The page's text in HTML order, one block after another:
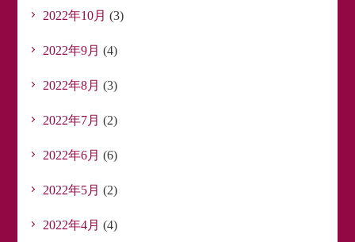
2022年10月 (3)
2022年9月 (4)
2022年8月 (3)
2022年7月 (2)
2022年6月 (6)
2022年5月 (2)
2022年4月 (4)